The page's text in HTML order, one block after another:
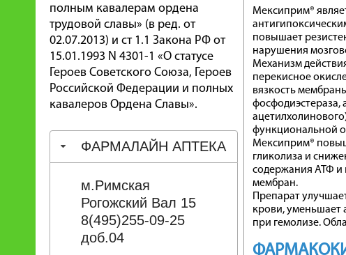
полным кавалерам ордена
трудовой славы» (в ред. от
02.07.2013) и ст 1.1 Закона РФ от
15.01.1993 N 4301-1 «О статусе
Героев Советского Союза, Героев
Российской Федерации и полных
кавалеров Ордена Славы».
ФАРМАЛАЙН АПТЕКА
м.Римская
Рогожский Вал 15
8(495)255-09-25
доб.04
Мексиприм®
повышает
нарушения
Механизм
перекисное
вязкость
фосфодиэстераза,
функциональной
Мексиприм®
гликолиза и
содержания АТФ и
мембран.
Препарат
крови, уменьшает
при гемолизе.